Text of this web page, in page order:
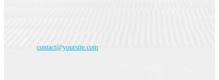
contact@yoursite.com